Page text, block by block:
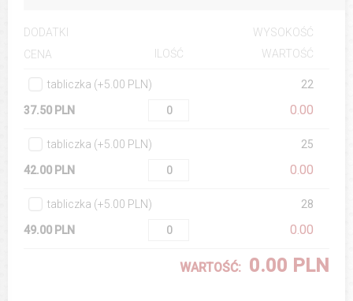
DODATKI
WYSOKOŚĆ
CENA
ILOŚĆ WARTOŚĆ
tabliczka (+5.00 PLN) 22
37.50 PLN 0.00
tabliczka (+5.00 PLN) 25
42.00 PLN 0.00
tabliczka (+5.00 PLN) 28
49.00 PLN 0.00
WARTOŚĆ: 0.00 PLN